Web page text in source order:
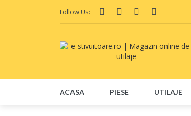
Follow Us:
ACASA PIESE UTILAJE